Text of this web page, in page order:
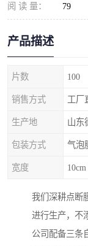
阅 读 量： 79
产品描述
片数 100
销售方式 工厂
生产地 山东
包装方式 气泡
宽度 10cm
我们深耕点断
进行生产，不
公司配备三条